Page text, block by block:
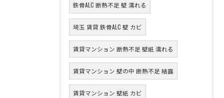
鉄骨ALC 断熱不足 壁 濡れる
埼玉 賃貸 鉄骨ALC 壁 カビ
賃貸マンション 断熱不足 壁紙 濡れる
賃貸マンション 壁の中 断熱不足 結露
賃貸マンション 壁紙 カビ